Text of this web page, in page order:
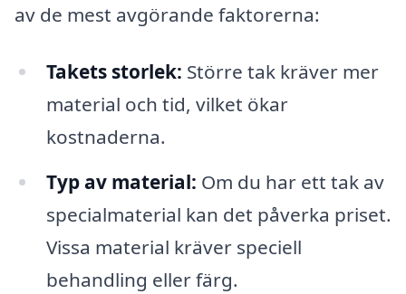
av de mest avgörande faktorerna:
Takets storlek: Större tak kräver mer
material och tid, vilket ökar
kostnaderna.
Typ av material: Om du har ett tak av
specialmaterial kan det påverka priset.
Vissa material kräver speciell
behandling eller färg.